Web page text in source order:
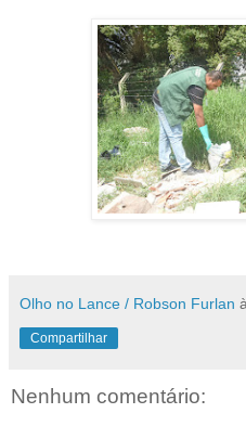
Olho no Lance / Robson Furlan
Compartilhar
Nenhum comentário: